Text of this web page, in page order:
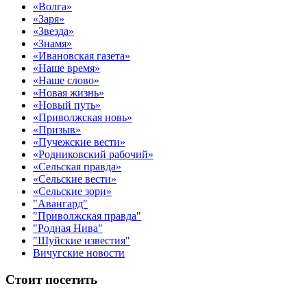
«Волга»
«Заря»
«Звезда»
«Знамя»
«Ивановская газета»
«Наше время»
«Наше слово»
«Новая жизнь»
«Новый путь»
«Приволжская новь»
«Призыв»
«Пучежские вести»
«Родниковский рабочий»
«Сельская правда»
«Сельские вести»
«Сельские зори»
"Авангард"
"Приволжская правда"
"Родная Нива"
"Шуйские известия"
Вичугские новости
Стоит посетить